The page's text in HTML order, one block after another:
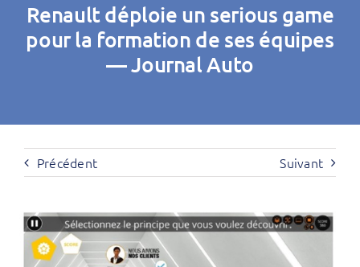
Publiez
Renault déploie un serious game
pour la formation de ses équipes
— Journal Auto
Précédent Suivant